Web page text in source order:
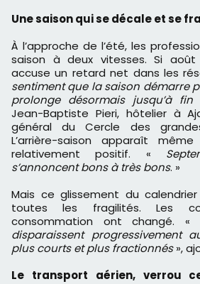
Une saison qui se décale et se
À l’approche de l’été, les
saison à deux vitesses. Si
accuse un retard net dans les
sentiment que la saison démarre
prolonge désormais jusqu’à fin
Jean-Baptiste Pieri, hôtelier à
général du Cercle des
L’arrière-saison apparaît
relativement positif. «
s’annoncent bons à très bons. »
Mais ce glissement du
toutes les fragilités. Les
consommation ont changé. «
disparaissent progressivement
plus courts et plus fractionnés»,
Le transport aérien, verrou